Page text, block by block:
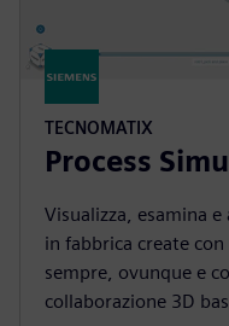
TECNOMATIX
Process
Visualizza, esamina
in fabbrica create
sempre, ovunque e
collaborazione 3D